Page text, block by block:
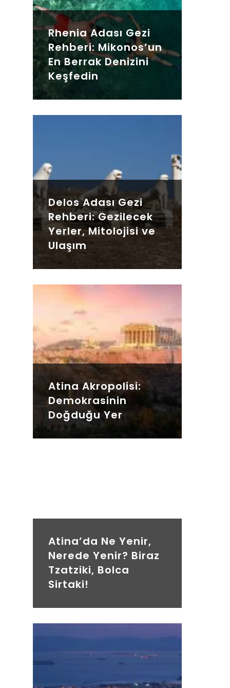
Rhenia Adası Gezi
Rehberi: Mikonos’un
En Berrak Denizini
Keşfedin
Delos Adası Gezi
Rehberi: Gezilecek
Yerler, Mitolojisi ve
Ulaşım
Atina Akropolisi:
Demokrasinin
Doğduğu Yer
Atina’da Ne Yenir,
Nerede Yenir? Biraz
Tzatziki, Bolca
Sirtaki!